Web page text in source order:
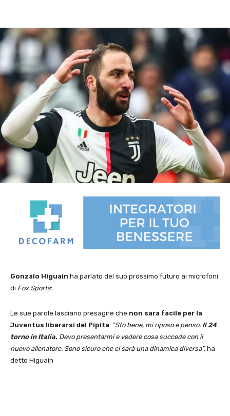
Gonzalo Higuain ha parlato del suo prossimo futuro ai microfoni
di Fox Sports:
Le sue parole lasciano presagire che non sara facile per la
Juventus liberarsi del Pipita: “Sto bene, mi riposo e penso. Il 24
torno in Italia. Devo presentarmi e vedere cosa succede con il
nuovo allenatore. Sono sicuro che ci sarà una dinamica diversa”, ha
detto Higuain